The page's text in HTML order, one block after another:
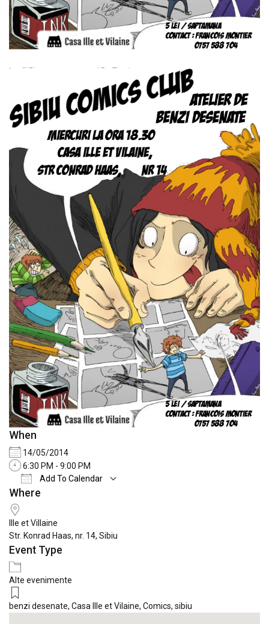
When
14/05/2014
6:30 PM - 9:00 PM
Add To Calendar
Download ICS
Where
Ille et Villaine
Str. Konrad Haas, nr. 14, Sibiu
Event Type
Alte evenimente
benzi desenate, Casa Ille et Vilaine, Comics, sibiu